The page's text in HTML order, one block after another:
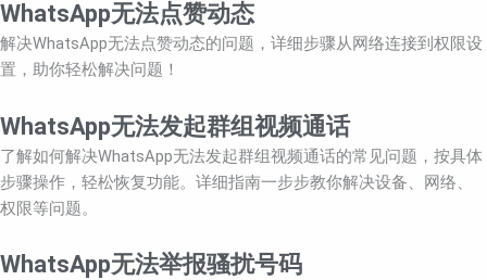
WhatsApp无法点赞动态
解决WhatsApp无法点赞动态的问题，详细步骤从网络连接到权限设
置，助你轻松解决问题！
WhatsApp无法发起群组视频通话
了解如何解决WhatsApp无法发起群组视频通话的常见问题，按具体
步骤操作，轻松恢复功能。详细指南一步步教你解决设备、网络、
权限等问题。
WhatsApp无法举报骚扰号码